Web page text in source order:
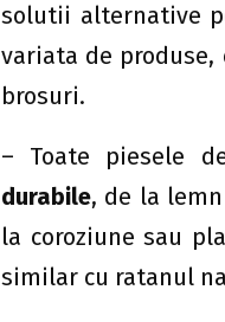
solutii alternative
variata de
brosuri.
– Toate piesele
durabile, de la
la coroziune sau
similar cu ratanul